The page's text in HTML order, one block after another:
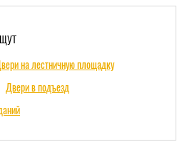
на лестничную площадку
Двери в подъезд